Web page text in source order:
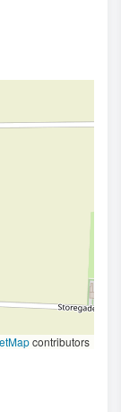
contributors